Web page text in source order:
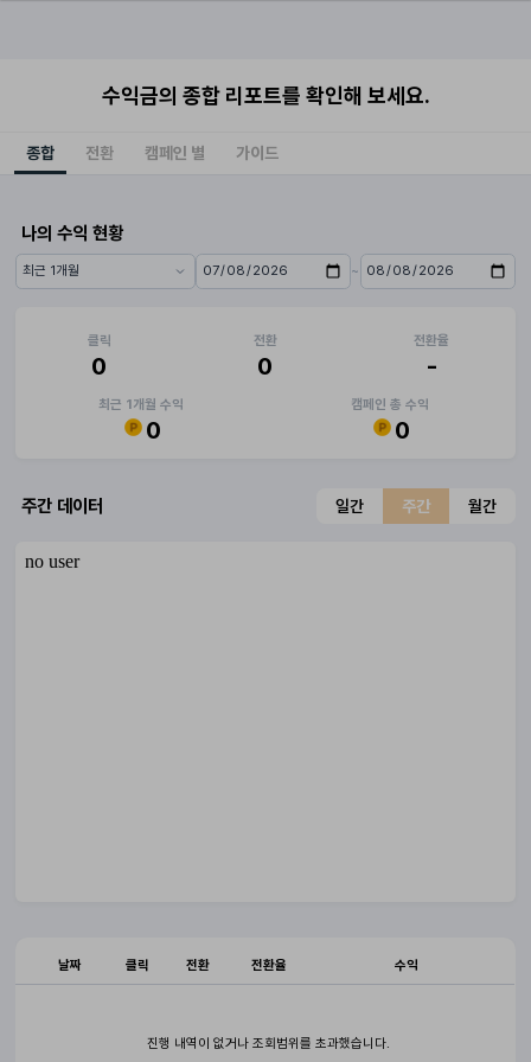
수익금의 종합 리포트를 확인해 보세요.
종합 전환 캠페인 별 가이드
나의 수익 현황
기간 프리셋 시작일 ~
종료일
클릭
0
전환
0
전환율
-
최근 1개월 수익
0
캠페인 총 수익
0
주간 데이터 일간 주간 월간
날짜 클릭 전환 전환율 수익
진행 내역이 없거나 조회범위를 초과했습니다.